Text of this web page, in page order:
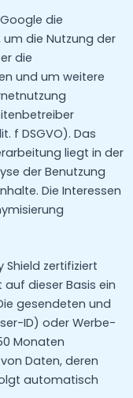
die
die Nutzung der
die
und um weitere
f DSGVO). Das
liegt in der
der Benutzung
Die Interessen
Shield zertifiziert
dieser Basis ein
gesendeten und
ID) oder Werbe-
Monaten
Daten, deren
automatisch